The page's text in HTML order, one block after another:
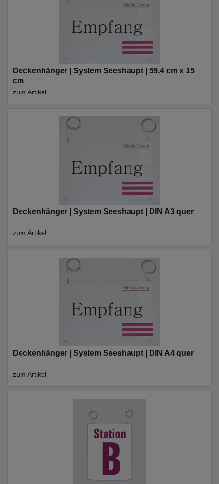
Deckenhänger | System Seeshaupt | 59,4 cm x 15
cm
zum Artikel
Deckenhänger | System Seeshaupt | DIN A3 quer
zum Artikel
Deckenhänger | System Seeshaupt | DIN A4 quer
zum Artikel